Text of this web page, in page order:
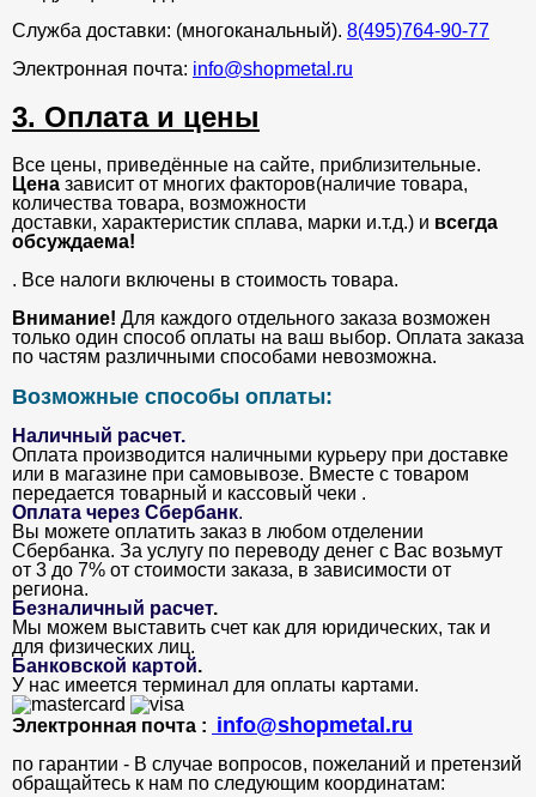
Служба доставки: (многоканальный). 8(495)764-90-77
Электронная почта: info@shopmetal.ru
3. Оплата и цены
Все цены, приведённые на сайте, приблизительные.
Цена зависит от многих факторов(наличие товара,
количества товара, возможности
доставки, характеристик сплава, марки и.т.д.) и всегда
обсуждаема!
. Все налоги включены в стоимость товара.
Внимание! Для каждого отдельного заказа возможен
только один способ оплаты на ваш выбор. Оплата заказа
по частям различными способами невозможна.
Возможные способы оплаты:
Наличный расчет.
Оплата производится наличными курьеру при доставке
или в магазине при самовывозе. Вместе с товаром
передается товарный и кассовый чеки .
Оплата через Сбербанк.
Вы можете оплатить заказ в любом отделении
Сбербанка. За услугу по переводу денег с Вас возьмут
от 3 до 7% от стоимости заказа, в зависимости от
региона.
Безналичный расчет.
Мы можем выставить счет как для юридических, так и
для физических лиц.
Банковской картой.
У нас имеется терминал для оплаты картами.
Электронная почта : info@shopmetal.ru
по гарантии - В случае вопросов, пожеланий и претензий
обращайтесь к нам по следующим координатам: